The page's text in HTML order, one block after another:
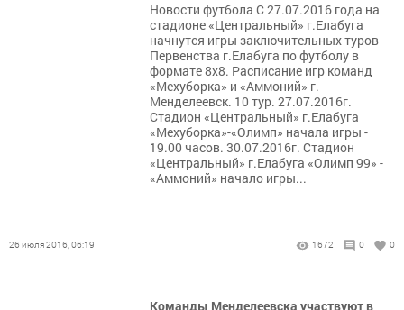
Новости футбола С 27.07.2016 года на
стадионе «Центральный» г.Елабуга
начнутся игры заключительных туров
Первенства г.Елабуга по футболу в
формате 8х8. Расписание игр команд
«Мехуборка» и «Аммоний» г.
Менделеевск. 10 тур. 27.07.2016г.
Стадион «Центральный» г.Елабуга
«Мехуборка»-«Олимп» начала игры -
19.00 часов. 30.07.2016г. Стадион
«Центральный» г.Елабуга «Олимп 99» -
«Аммоний» начало игры...
26 июля 2016, 06:19 1672 0 0
Команды Менделеевска участвуют в